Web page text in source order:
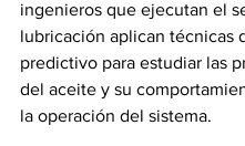
ingenieros que ejecutan el
lubricación aplican técnicas
predictivo para estudiar las
del aceite y su
la operación del sistema.